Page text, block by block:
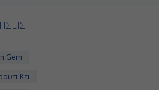
Gem
Κεϊ